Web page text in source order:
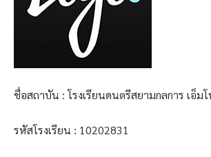
ชื่อสถาบัน : โรงเรียนดนตรีสยามกลการ เอ็ม
รหัสโรงเรียน : 10202831